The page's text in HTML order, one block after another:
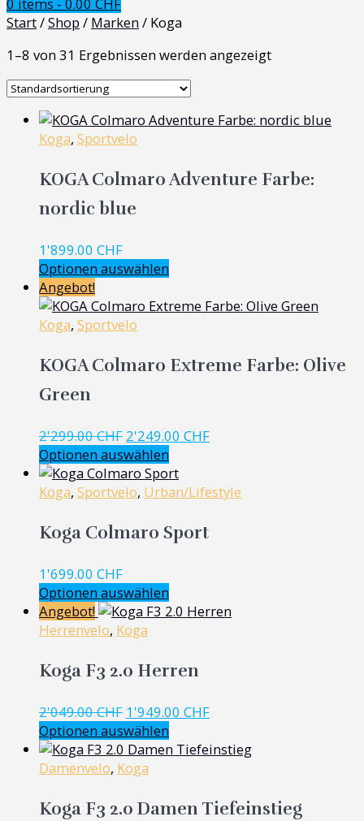
0 items - 0.00 CHF
Start/Shop / Marken / Koga
1–8 von 31 Ergebnissen werden angezeigt
Koga, Sportvelo
KOGA Colmaro Adventure Farbe:
nordic blue
1'899.00 CHF
Optionen auswählen
Angebot!
Koga, Sportvelo
KOGA Colmaro Extreme Farbe: Olive
Green
2'299.00CHF Ursprünglicher
Preis
war:
2'299.00 CHF
2'249.00 CHFAktueller
2'249.00 CHF.
Optionen auswählen
Koga, Sportvelo, Urban/Lifestyle
Koga Colmaro Sport
1'699.00 CHF
Optionen auswählen
Angebot!
Herrenvelo, Koga
Koga F3 2.0 Herren
2'049.00CHF Ursprünglicher
Preis
war:
2'049.00 CHF
1'949.00 CHFAktueller
ist:
Optionen auswählen
Damenvelo, Koga
Koga F3 2.0 Damen Tiefeinstieg